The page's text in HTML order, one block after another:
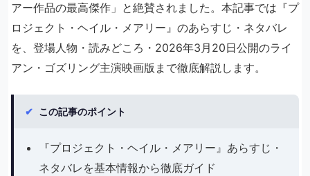
アー作品の最高傑作」と絶賛されました。本記事では『プ
ロジェクト・ヘイル・メアリー』のあらすじ・ネタバレ
を、登場人物・読みどころ・2026年3月20日公開のライ
アン・ゴズリング主演映画版まで徹底解説します。
✔ この記事のポイント
『プロジェクト・ヘイル・メアリー』あらすじ・
ネタバレを基本情報から徹底ガイド